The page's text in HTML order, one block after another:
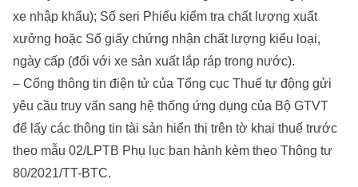
xe nhập khẩu); Số seri Phiếu kiểm tra chất lượng xuất
xưởng hoặc Số giấy chứng nhận chất lượng kiểu loại,
ngày cấp (đối với xe sản xuất lắp ráp trong nước).
– Cổng thông tin điện tử của Tổng cục Thuế tự động gửi
yêu cầu truy vấn sang hệ thống ứng dụng của Bộ GTVT
để lấy các thông tin tài sản hiển thị trên tờ khai thuế trước
theo mẫu 02/LPTB Phụ lục ban hành kèm theo Thông tư
80/2021/TT-BTC.